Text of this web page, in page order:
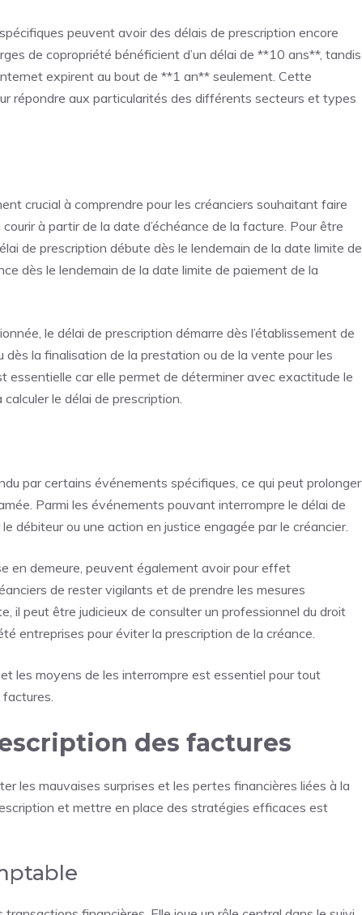
peuvent avoir des délais de prescription encore
de copropriété bénéficient d’un délai de **10 ans**, tandis
expirent au bout de **1 an** seulement. Cette
répondre aux particularités des différents secteurs et types
crucial à comprendre pour les créanciers souhaitant faire
à partir de la date d’échéance de la facture. Pour être
de prescription débute dès le lendemain de la date limite de
dès le lendemain de la date limite de paiement de la
le délai de prescription démarre dès l’établissement de
la finalisation de la prestation ou de la vente pour les
car elle permet de déterminer avec exactitude le
le délai de prescription.
par certains événements spécifiques, ce qui peut prolonger
Parmi les événements pouvant interrompre le délai de
débiteur ou une action en justice engagée par le créancier.
en demeure, peuvent également avoir pour effet
de rester vigilants et de prendre les mesures
il peut être judicieux de consulter un professionnel du droit
entreprises pour éviter la prescription de la créance.
les moyens de les interrompre est essentiel pour tout
des factures
les mauvaises surprises et les pertes financières liées à la
et mettre en place des stratégies efficaces est